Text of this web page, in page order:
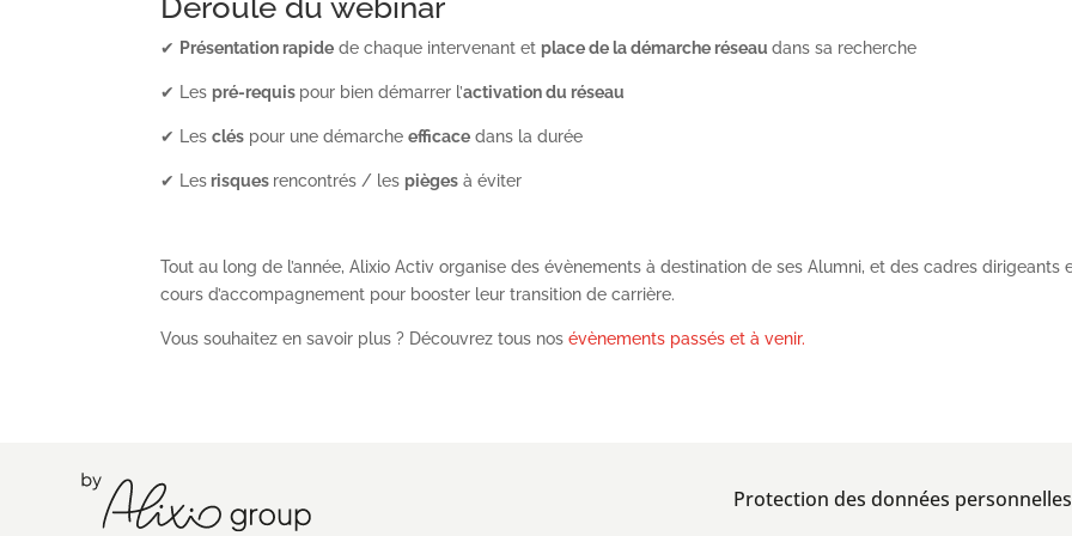
Déroulé du webinar
✔ Présentation rapide de chaque intervenant et place de la démarche réseaudans sa recherche
✔ Les pré-requis pour bien démarrer l’activation du réseau
✔ Lesclés pour une démarcheefficace dans la durée
✔ Les risques rencontrés / les pièges à éviter
Tout au long de l’année, Alixio Activ organise des évènements à destination de ses Alumni, et des cadres dirigeants
cours d’accompagnement pour booster leur transition de carrière.
Vous souhaitez en savoir plus ? Découvrez tous nosévènements passés et à venir.
Protection des données personnelles